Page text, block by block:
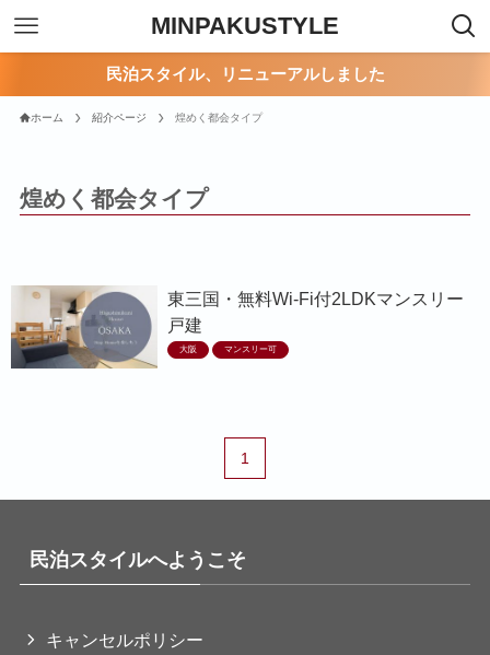
MINPAKUSTYLE
民泊スタイル、リニューアルしました
ホーム 紹介ページ 煌めく都会タイプ
煌めく都会タイプ
東三国・無料Wi-Fi付2LDKマンスリー
戸建
大阪 マンスリー可
1
民泊スタイルへようこそ
キャンセルポリシー